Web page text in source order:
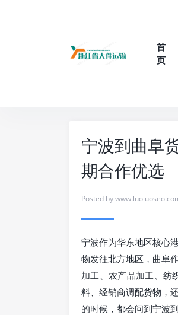
首
页
宁波到曲阜
期合作优选
Posted by
宁波作为华东地区核心
物发往北方地区，曲阜
加工、农产品加工、纺
料、经销商调配货物，
的时候，都会问到宁波